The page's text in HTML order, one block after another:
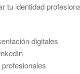
tu identidad
digitales